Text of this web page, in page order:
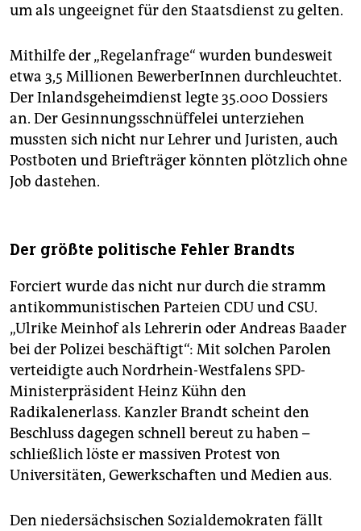
um als ungeeignet für den Staatsdienst zu gelten.
Mithilfe der „Regelanfrage“ wurden bundesweit
etwa 3,5 Millionen BewerberInnen durchleuchtet.
Der Inlandsgeheimdienst legte 35.000 Dossiers
an. Der Gesinnungsschnüffelei unterziehen
mussten sich nicht nur Lehrer und Juristen, auch
Postboten und Briefträger könnten plötzlich ohne
Job dastehen.
Der größte politische Fehler Brandts
Forciert wurde das nicht nur durch die stramm
antikommunistischen Parteien CDU und CSU.
„Ulrike Meinhof als Lehrerin oder Andreas Baader
bei der Polizei beschäftigt“: Mit solchen Parolen
verteidigte auch Nordrhein-Westfalens SPD-
Ministerpräsident Heinz Kühn den
Radikalenerlass. Kanzler Brandt scheint den
Beschluss dagegen schnell bereut zu haben –
schließlich löste er massiven Protest von
Universitäten, Gewerkschaften und Medien aus.
Den niedersächsischen Sozialdemokraten fällt